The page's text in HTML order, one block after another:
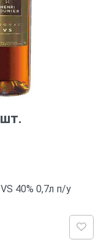
40% 0,7л п/у